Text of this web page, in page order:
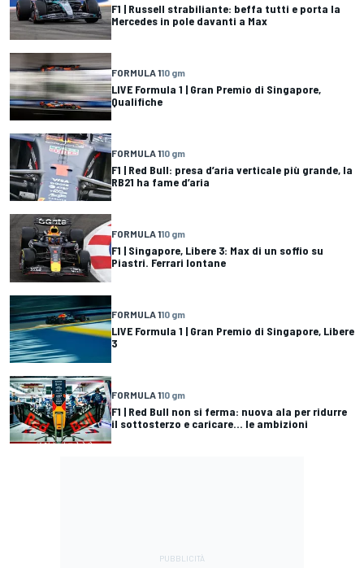
F1 | Russell strabiliante: beffa tutti e porta la
Mercedes in pole davanti a Max
FORMULA 110 gm
LIVE Formula 1 | Gran Premio di Singapore,
Qualifiche
FORMULA 110 gm
F1 | Red Bull: presa d’aria verticale più grande, la
RB21 ha fame d’aria
FORMULA 110 gm
F1 | Singapore, Libere 3: Max di un soffio su
Piastri. Ferrari lontane
FORMULA 110 gm
LIVE Formula 1 | Gran Premio di Singapore, Libere
3
FORMULA 110 gm
F1 | Red Bull non si ferma: nuova ala per ridurre
il sottosterzo e caricare… le ambizioni